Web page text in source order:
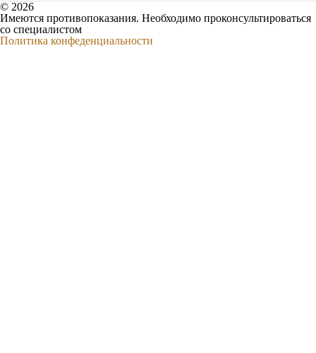
© 2026
Имеются противопоказания. Необходимо проконсультироваться
со специалистом
Политика конфеденциальности